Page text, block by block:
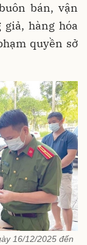
bán, vận
hàng hóa
quyền sở
16/12/2025 đến